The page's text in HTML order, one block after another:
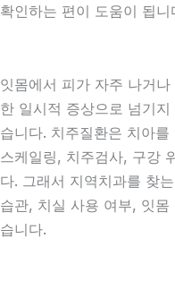
확인하는 편이 도움이 됩
잇몸에서 피가 자주 나거
한 일시적 증상으로 넘기
습니다. 치주질환은 치아
스케일링, 치주검사, 구강
다. 그래서 지역치과를 찾
습관, 치실 사용 여부, 잇
습니다.